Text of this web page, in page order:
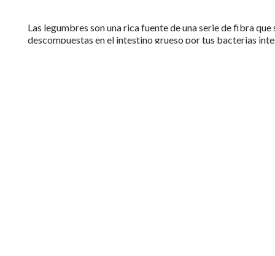
Las legumbres son una rica fuente de una serie defibraque
descompuestas en el intestino grueso por tus bacterias